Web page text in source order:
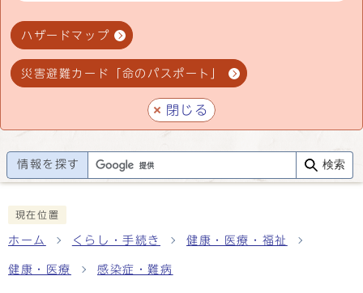
ハザードマップ
災害避難カード「命のパスポート」
閉じる
情報を探す 検索
現在位置
ホーム くらし・手続き 健康・医療・福祉
健康・医療 感染症・難病